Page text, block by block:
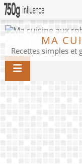
MA
Recettes simples et